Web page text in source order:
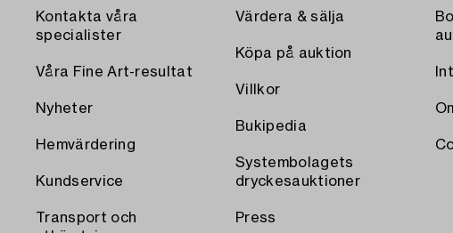
Kontakta våra
specialister
Våra Fine Art-resultat
Nyheter
Hemvärdering
Kundservice
Transport och
Värdera & sälja
Köpa på auktion
Villkor
Bukipedia
Systembolagets
dryckesauktioner
Press